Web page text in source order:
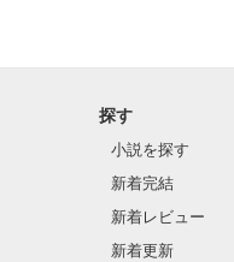
探す
小説を探す
新着完結
新着レビュー
新着更新